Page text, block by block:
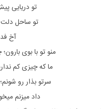
تو دریایی
تو ساحل
آخ
منو تو با بوی
ما که چیزی کم
سرتو بذار رو
داد میزنم